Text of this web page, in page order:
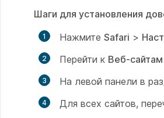
Шаги для установления
Нажмите Safari >
Перейти к Веб-сайтам
На левой панели в
Для всех сайтов,